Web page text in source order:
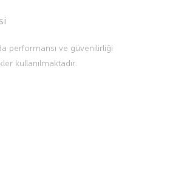
performansı ve güvenilirliği
kullanılmaktadır.